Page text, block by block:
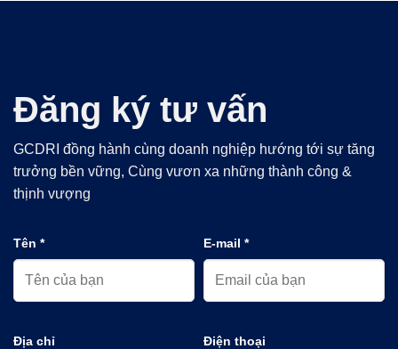
Đăng ký tư vấn
GCDRI đồng hành cùng doanh nghiệp hướng tới sự tăng
trưởng bền vững, Cùng vươn xa những thành công &
thịnh vượng
Tên * E-mail *
Địa chỉ Điện thoại